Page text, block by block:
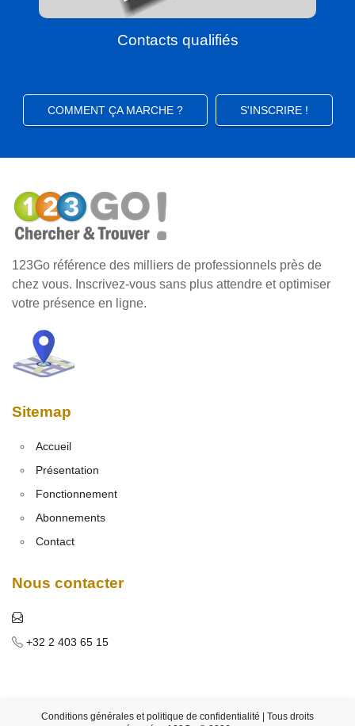
Contacts qualifiés
COMMENT ÇA MARCHE ? S'INSCRIRE !
123Go référence des milliers de professionnels près de
chez vous. Inscrivez-vous sans plus attendre et optimiser
votre présence en ligne.
Sitemap
Accueil
Présentation
Fonctionnement
Abonnements
Contact
Nous contacter
+32 2 403 65 15
Conditions générales et politique de confidentialité | Tous droits